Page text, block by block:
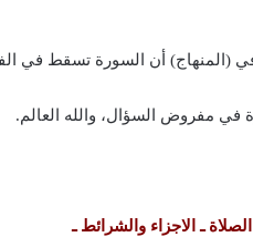
في مفروض السؤال، والله العالم.
ـ الاجزاء والشرائط ـ